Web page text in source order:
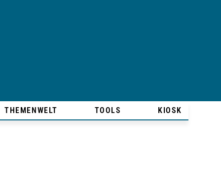
THEMENWELT TOOLS KIOSK